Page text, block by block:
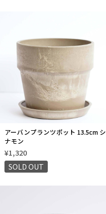
アーバンプランツポット 13.5cm シ
ナモン
¥1,320
SOLD OUT